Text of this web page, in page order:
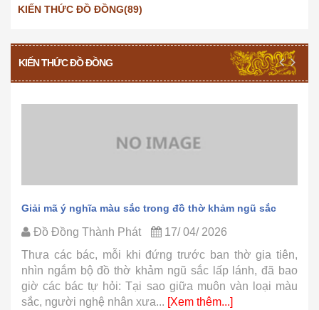
KIẾN THỨC ĐỒ ĐỒNG(89)
KIẾN THỨC ĐỒ ĐỒNG
Giải mã ý nghĩa màu sắc trong đồ thờ khảm ngũ sắc
Đồ Đồng Thành Phát
17/ 04/ 2026
Thưa các bác, mỗi khi đứng trước ban thờ gia tiên,
nhìn ngắm bộ đồ thờ khảm ngũ sắc lấp lánh, đã bao
giờ các bác tự hỏi: Tại sao giữa muôn vàn loại màu
sắc, người nghệ nhân xưa... [Xem thêm...]